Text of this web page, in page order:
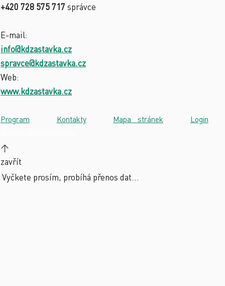
+420 728 575 717 správce
E-mail:
info@kdzastavka.cz
spravce@kdzastavka.cz
Web:
www.kdzastavka.cz
Program Kontakty· Mapa stránek Login
↑
zavřít
Vyčkete prosím, probíhá přenos dat...